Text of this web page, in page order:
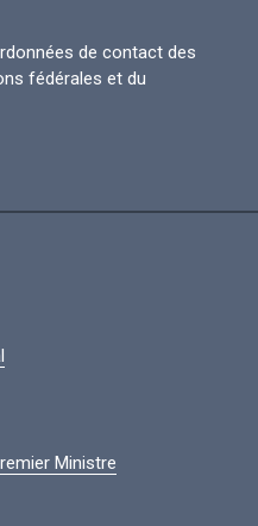
de contact des
fédérales et du
Ministre